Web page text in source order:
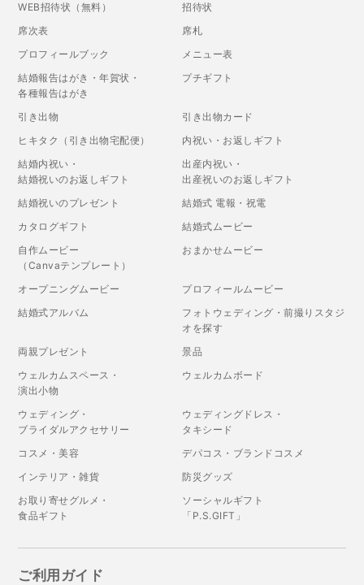
WEB招待状（無料）
招待状
席次表
席札
プロフィールブック
メニュー表
結婚報告はがき・年賀状・
各種報告はがき
プチギフト
引き出物
引き出物カード
ヒキタク（引き出物宅配便）
内祝い・お返しギフト
結婚内祝い・
結婚祝いのお返しギフト
出産内祝い・
出産祝いのお返しギフト
結婚祝いのプレゼント
結婚式 電報・祝電
カタログギフト
結婚式ムービー
自作ムービー
（Canvaテンプレート）
おまかせムービー
オープニングムービー
プロフィールムービー
結婚式アルバム
フォトウェディング・前撮りスタジ
オを探す
両親プレゼント
景品
ウェルカムスペース・
演出小物
ウェルカムボード
ウェディング・
ブライダルアクセサリー
ウェディングドレス・
タキシード
コスメ・美容
デパコス・ブランドコスメ
インテリア・雑貨
防災グッズ
お取り寄せグルメ・
食品ギフト
ソーシャルギフト
「P.S.GIFT」
ご利用ガイド